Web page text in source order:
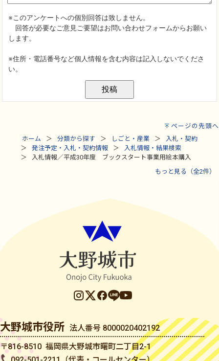
ページの先頭へ
ホーム
分類から探す しごと・産業
入札・契約
発注予定・入札・契約情報
入札情報・結果検索
入札情報／平成30年度 ブックスタート事業用絵本購入
もっと見る（全2件）
大野城市役所 法人番号 8000020402192
〒816-8510 福岡県大野城市曙町二丁目2-1